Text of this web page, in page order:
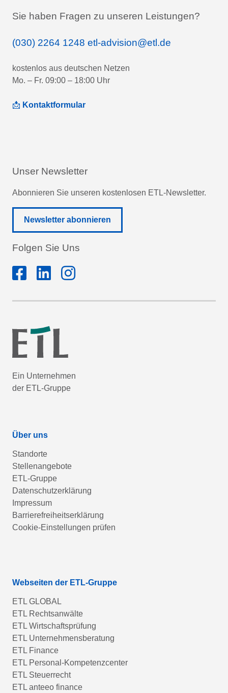
Sie haben Fragen zu unseren Leistungen?
(030) 2264 1248 etl-advision@etl.de
kostenlos aus deutschen Netzen
Mo. – Fr. 09:00 – 18:00 Uhr
📩 Kontaktformular
Unser Newsletter
Abonnieren Sie unseren kostenlosen ETL-Newsletter.
Newsletter abonnieren
Folgen Sie Uns
Ein Unternehmen
der ETL-Gruppe
Über uns
Standorte
Stellenangebote
ETL-Gruppe
Datenschutzerklärung
Impressum
Barrierefreiheitserklärung
Cookie-Einstellungen prüfen
Webseiten der ETL-Gruppe
ETL GLOBAL
ETL Rechtsanwälte
ETL Wirtschaftsprüfung
ETL Unternehmensberatung
ETL Finance
ETL Personal-Kompetenzcenter
ETL Steuerrecht
ETL anteeo finance